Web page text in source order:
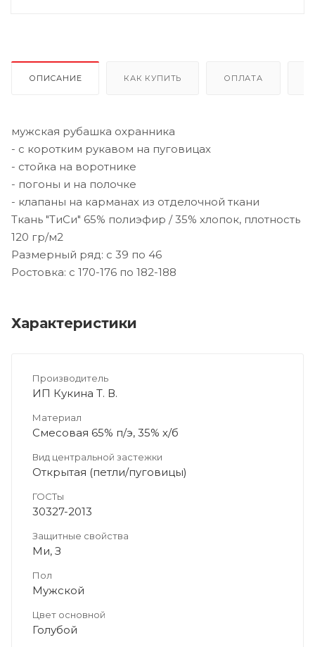
ОПИСАНИЕ КАК КУПИТЬ ОПЛАТА
мужская рубашка охранника
- с коротким рукавом на пуговицах
- стойка на воротнике
- погоны и на полочке
- клапаны на карманах из отделочной ткани
Ткань "ТиСи" 65% полиэфир / 35% хлопок, плотность
120 гр/м2
Размерный ряд: с 39 по 46
Ростовка: с 170-176 по 182-188
Характеристики
Производитель
ИП Кукина Т. В.
Материал
Смесовая 65% п/э, 35% х/б
Вид центральной застежки
Открытая (петли/пуговицы)
ГОСТы
30327-2013
Защитные свойства
Ми, З
Пол
Мужской
Цвет основной
Голубой